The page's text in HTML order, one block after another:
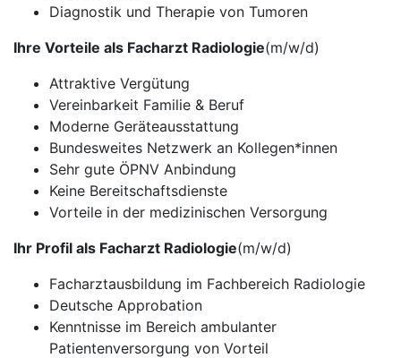
Diagnostik und Therapie von Tumoren
Ihre Vorteile als Facharzt Radiologie(m/w/d)
Attraktive Vergütung
Vereinbarkeit Familie & Beruf
Moderne Geräteausstattung
Bundesweites Netzwerk an Kollegen*innen
Sehr gute ÖPNV Anbindung
Keine Bereitschaftsdienste
Vorteile in der medizinischen Versorgung
Ihr Profil als Facharzt Radiologie(m/w/d)
Facharztausbildung im Fachbereich Radiologie
Deutsche Approbation
Kenntnisse im Bereich ambulanter
Patientenversorgung von Vorteil